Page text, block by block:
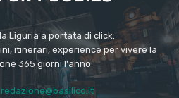
Liguria a portata di click.
itinerari, experience per vivere la
365 giorni l'anno
redazione@basilico.it